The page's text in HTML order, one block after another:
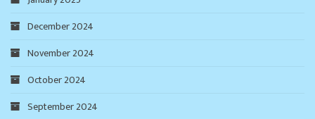
December 2024
November 2024
October 2024
September 2024